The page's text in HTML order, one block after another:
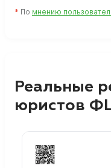
* По мнению
Реальные
юристов